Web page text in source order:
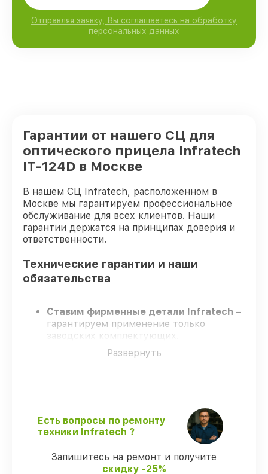
Отправляя заявку, Вы соглашаетесь на обработку
персональных данных
Гарантии от нашего СЦ для
оптического прицела Infratech
IT-124D в Москве
В нашем СЦ Infratech, расположенном в
Москве мы гарантируем профессиональное
обслуживание для всех клиентов. Наши
гарантии держатся на принципах доверия и
ответственности.
Технические гарантии и наши
обязательства
Ставим фирменные детали Infratech –
гарантируем применение только
заводских комплектующих.
Сертифицированные инженеры
проходят постоянное обучение, что
ремонт оптического прицела Infratech
IT-124D в оговоренные сроки.
Официальная гарантия
– все все виды
ремонта защищены гарантийной
поддержкой до 3 лет.
Развернуть
Есть вопросы по ремонту
техники Infratech ?
Запишитесь на ремонт и получите
скидку -25%